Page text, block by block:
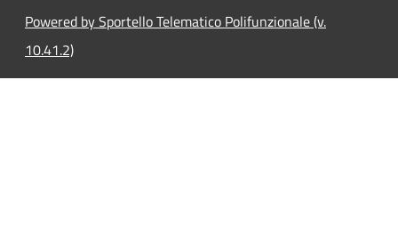
Powered by Sportello Telematico Polifunzionale (v.
10.41.2)